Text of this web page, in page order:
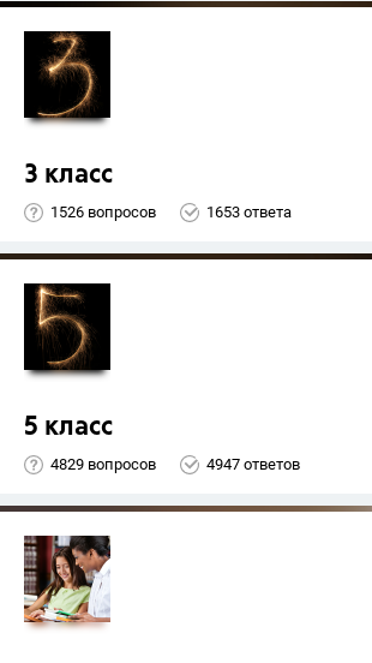
3 класс
1526 вопросов 1653 ответа
5 класс
4829 вопросов 4947 ответов